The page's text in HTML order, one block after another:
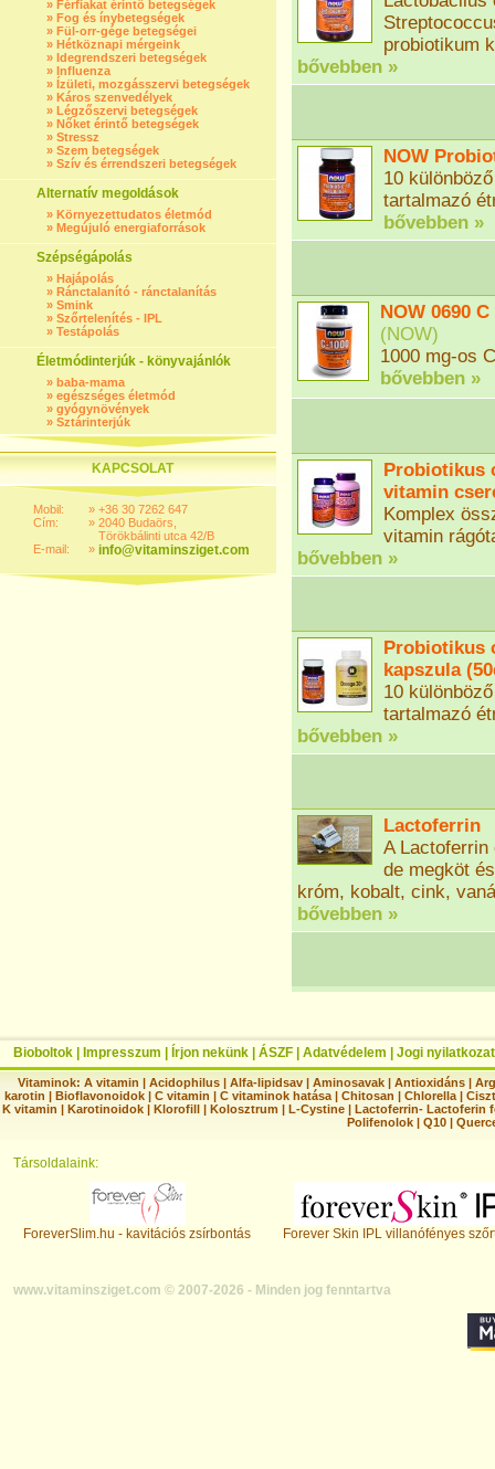
» Férfiakat érintő betegségek
» Fog és ínybetegségek
» Fül-orr-gége betegségei
» Hétköznapi mérgeink
» Idegrendszeri betegségek
» Influenza
» Ízületi, mozgásszervi betegségek
» Káros szenvedélyek
» Légzőszervi betegségek
» Nőket érintő betegségek
» Stressz
» Szem betegségek
» Szív és érrendszeri betegségek
Alternatív megoldások
» Környezettudatos életmód
» Megújuló energiaforrások
Szépségápolás
» Hajápolás
» Ránctalanító - ránctalanítás
» Smink
» Szőrtelenítés - IPL
» Testápolás
Életmódinterjúk - könyvajánlók
» baba-mama
» egészséges életmód
» gyógynövények
» Sztárinterjúk
KAPCSOLAT
Mobil:
Cím:
E-mail:
»
»
»
+36 30 7262 647
2040 Budaörs,
Törökbálinti utca 42/B
info@vitaminsziget.com
probiotikum
bővebben »
NOW
10
tartalmazó
bővebben »
NOW 0690
(NOW)
1000 mg-os
bővebben »
Probiotikus
vitamin
Komplex
vitamin
bővebben »
Probiotikus
kapszula
10
tartalmazó
bővebben »
Lactoferrin
A
de megköt
króm, kobalt, cink,
bővebben »
Bioboltok Impresszum Írjon nekünk ÁSZF Adatvédelem Jogi nyilatkozat
Vitaminok: A vitamin |Acidophilus |Alfa-lipidsav |Aminosavak |Antioxidáns |
karotin | Bioflavonoidok | C vitamin | C vitaminok hatása | Chitosan | Chlorella |
K vitamin | Karotinoidok | Klorofill | Kolosztrum | L-Cystine | Lactoferrin- Lactoferin
Polifenolok |Q10 |
Társoldalaink:
ForeverSlim.hu - kavitációs zsírbontás Forever Skin IPL villanófényes
www.vitaminsziget.com © 2007-2026 - Minden jog fenntartva